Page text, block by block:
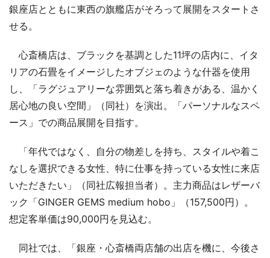
銀座店とともに東西の旗艦店がそろって展開をスタートさ
せる。
心斎橋店は、ブラックを基調とした11坪の店内に、イタ
リアの石畳をイメージしたオブジェのような什器を使用
し、「ラグジュアリーな雰囲気と落ち着きがある、温かく
居心地の良い空間」（同社）を演出。「パーソナルなスペ
ース」での商品展開を目指す。
「年代ではなく、自分の物差しを持ち、スタイルや着こ
なしを選択できる女性、特に仕事を持っている女性に来店
いただきたい」（同社広報担当者）。主力商品はレザーバ
ック「GINGER GEMS medium hobo」（157,500円）。
想定客単価は90,000円を見込む。
同社では、「銀座・心斎橋両店舗の出店を機に、今後さ